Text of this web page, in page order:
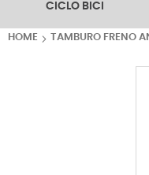
CICLO BICI
HOME TAMBURO FRENO